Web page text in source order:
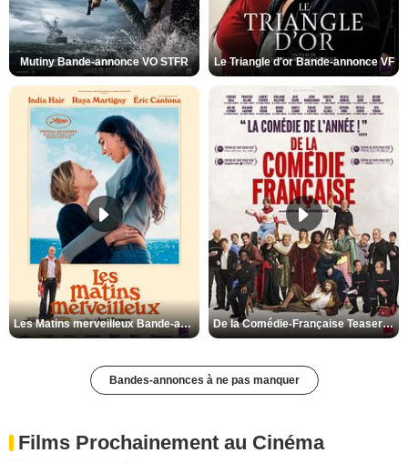
Mutiny Bande-annonce VO STFR Le Triangle d'or Bande-annonce VF
Les Matins merveilleux Bande-annonce VF De la Comédie-Française Teaser VF
Bandes-annonces à ne pas manquer
Films Prochainement au Cinéma